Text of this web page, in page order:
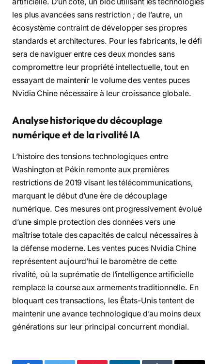
les plus avancées sans restriction ; de l’autre, un
écosystème contraint de développer ses propres
standards et architectures. Pour les fabricants, le défi
sera de naviguer entre ces deux mondes sans
compromettre leur propriété intellectuelle, tout en
essayant de maintenir le volume des ventes puces
Nvidia Chine nécessaire à leur croissance globale.
Analyse historique du découplage
numérique et de la rivalité IA
L’histoire des tensions technologiques entre
Washington et Pékin remonte aux premières
restrictions de 2019 visant les télécommunications,
marquant le début d’une ère de découplage
numérique. Ces mesures ont progressivement évolué
d’une simple protection des données vers une
maîtrise totale des capacités de calcul nécessaires à
la défense moderne. Les ventes puces Nvidia Chine
représentent aujourd’hui le baromètre de cette
rivalité, où la suprématie de l’intelligence artificielle
remplace la course aux armements traditionnelle. En
bloquant ces transactions, les États-Unis tentent de
maintenir une avance technologique d’au moins deux
générations sur leur principal concurrent mondial.